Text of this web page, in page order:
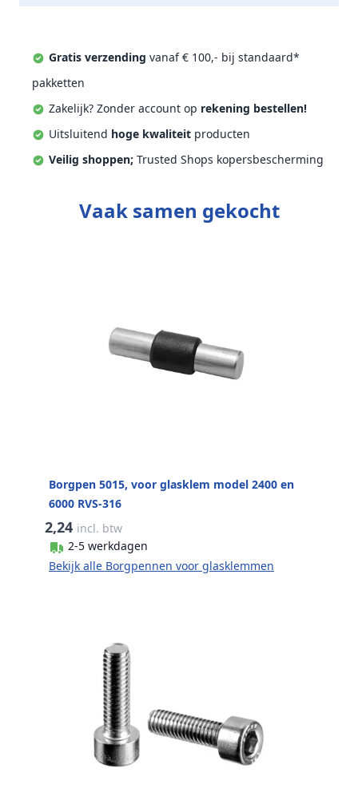
Gratis verzending vanaf € 100,- bij standaard*
pakketten
Zakelijk? Zonder account op rekening bestellen!
Uitsluitend hoge kwaliteit producten
Veilig shoppen; Trusted Shops kopersbescherming
Vaak samen gekocht
Borgpen 5015, voor glasklem model 2400 en
6000 RVS-316
2,24 incl. btw
2-5 werkdagen
Bekijk alle Borgpennen voor glasklemmen